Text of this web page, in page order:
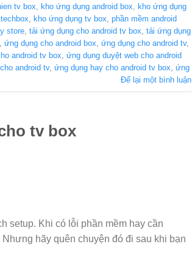
tv box, kho ứng dụng android box, kho ứng dụng
, kho ứng dụng tv box, phần mềm android
store, tải ứng dụng cho android tv box, tải ứng dụng
, ứng dụng cho android box, ứng dụng cho android tv,
android tv box, ứng dụng duyệt web cho android
android tv, ứng dụng hay cho android tv box, ứng
Để lại một bình luận
tv box
setup. Khi có lỗi phần mềm hay cần
hãy quên chuyện đó đi sau khi bạn